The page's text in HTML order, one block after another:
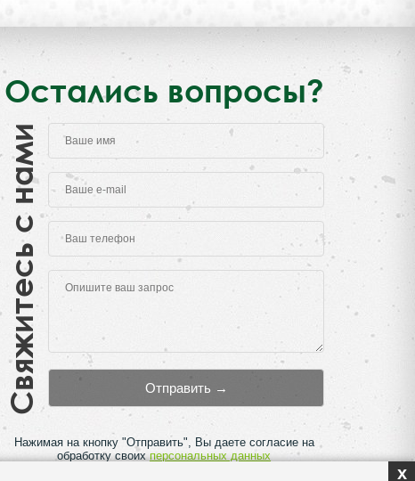
Остались вопросы?
Свяжитесь с нами
Нажимая на кнопку "Отправить", Вы даете согласие на
обработку своихперсональных данных
x